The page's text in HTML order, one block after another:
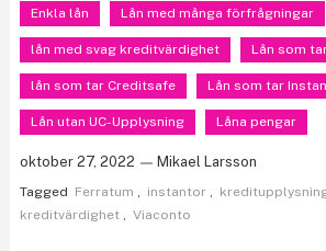
Enkla lån Lån med många förfrågningar
lån med svag kreditvärdighet Lån som
lån som tar Creditsafe Lån som tar
Lån utan UC-Upplysning Låna pengar
oktober 27, 2022 Mikael Larsson
Tagged Ferratum , instantor ,
kreditvärdighet , Viaconto